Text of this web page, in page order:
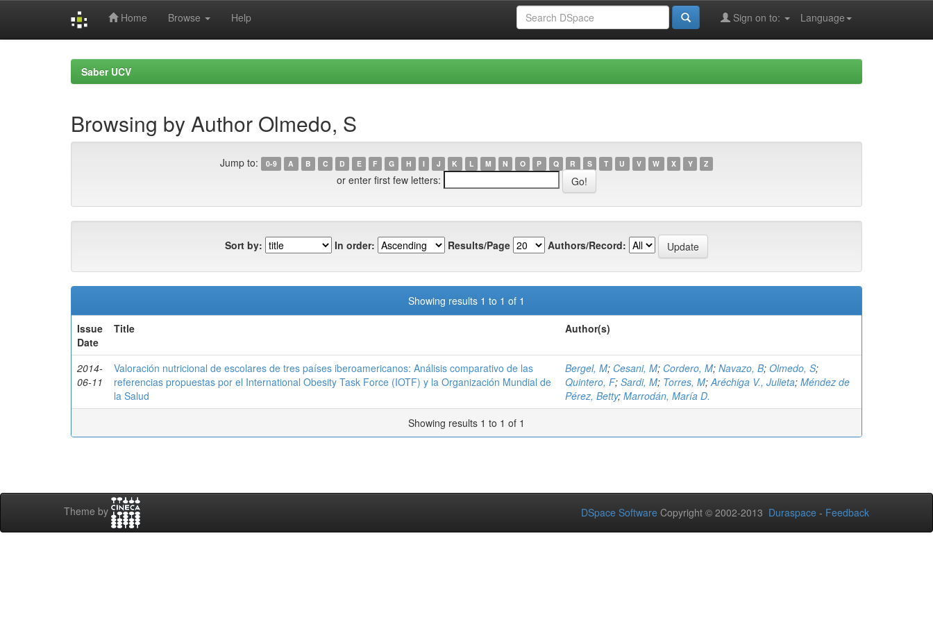
Home Browse Help Language
Sign on to:
Saber UCV
Browsing by Author Olmedo, S
Jump to: 0-9 A B C D E F G H I J K L M N O P Q R S T U V W X Y Z
or enter first few letters:
Sort by: In order: Results/Page Authors/Record:
Showing results 1 to 1 of 1
Issue
Date
Title Author(s)
2014-
06-11
Valoración nutricional de escolares de tres países iberoamericanos: Análisis comparativo de las
referencias propuestas por el International Obesity Task Force (IOTF) y la Organización Mundial de
la Salud
Bergel, M; Cesani, M; Cordero, M; Navazo, B; Olmedo, S;
Quintero, F; Sardi, M; Torres, M;Aréchiga V., Julieta; Méndez de
Pérez, Betty; Marrodán, María D.
Showing results 1 to 1 of 1
Theme by DSpace Software Copyright © 2002-2013 Duraspace - Feedback